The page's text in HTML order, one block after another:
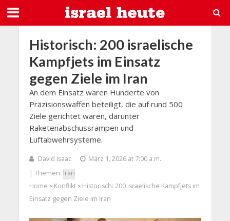
Historisch: 200 israelische
Kampfjets im Einsatz
gegen Ziele im Iran
An dem Einsatz waren Hunderte von
Präzisionswaffen beteiligt, die auf rund 500
Ziele gerichtet waren, darunter
Raketenabschussrampen und
Luftabwehrsysteme.
David Isaac
März 1, 2026 at 7:00 a.m.
| Themen: Iran
Home > Konflikt> Historisch: 200 israelische Kampfjets im
Einsatz gegen Ziele im Iran